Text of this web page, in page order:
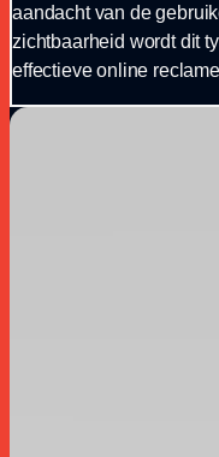
aandacht van de
zichtbaarheid wordt dit
effectieve online